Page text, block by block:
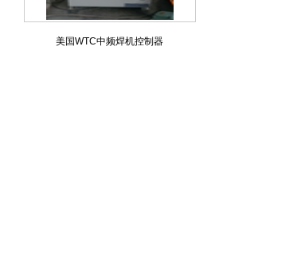
美国WTC中频焊机控制器